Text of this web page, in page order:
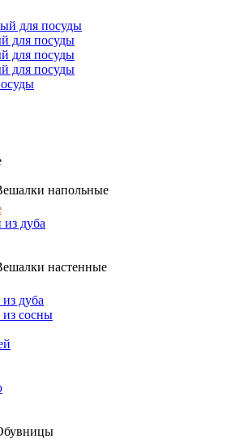
для посуды
для посуды
для посуды
для посуды
напольные
дуба
настенные
дуба
сосны